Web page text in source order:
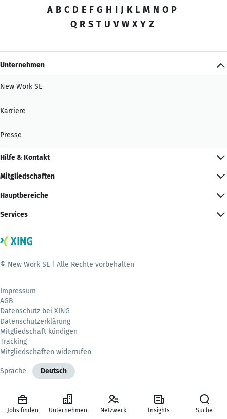
A B C D E F G H I J K L M N O P
Q R S T U V W X Y Z
Unternehmen
New Work SE
Karriere
Presse
Hilfe & Kontakt
Mitgliedschaften
Hauptbereiche
Services
© New Work SE | Alle Rechte vorbehalten
Impressum
AGB
Datenschutz bei XING
Datenschutzerklärung
Mitgliedschaft kündigen
Tracking
Mitgliedschaften widerrufen
Sprache Deutsch
Jobs finden Unternehmen Netzwerk Insights Suche